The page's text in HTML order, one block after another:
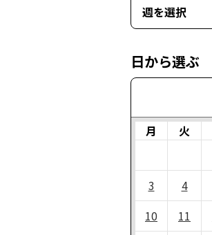
週を選択
日から選ぶ
月 火
3
4
10
11